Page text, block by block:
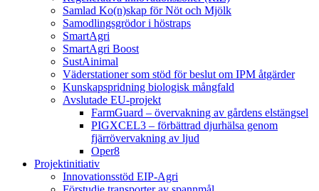
Samlad Ko(n)skap för Nöt och Mjölk
Samodlingsgrödor i höstraps
SmartAgri
SmartAgri Boost
SustAinimal
Väderstationer som stöd för beslut om IPM åtgärder
Kunskapspridning biologisk mångfald
Avslutade EU-projekt
FarmGuard – övervakning av gårdens elstängsel
PIGXCEL3 – förbättrad djurhälsa genom
fjärrövervakning av ljud
Oper8
Projektinitiativ
Innovationsstöd EIP-Agri